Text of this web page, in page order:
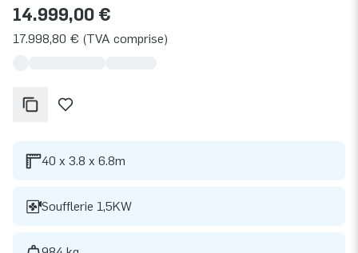
14.999,00 €
17.998,80 € (TVA comprise)
40 x 3.8 x 6.8m
Soufflerie 1,5KW